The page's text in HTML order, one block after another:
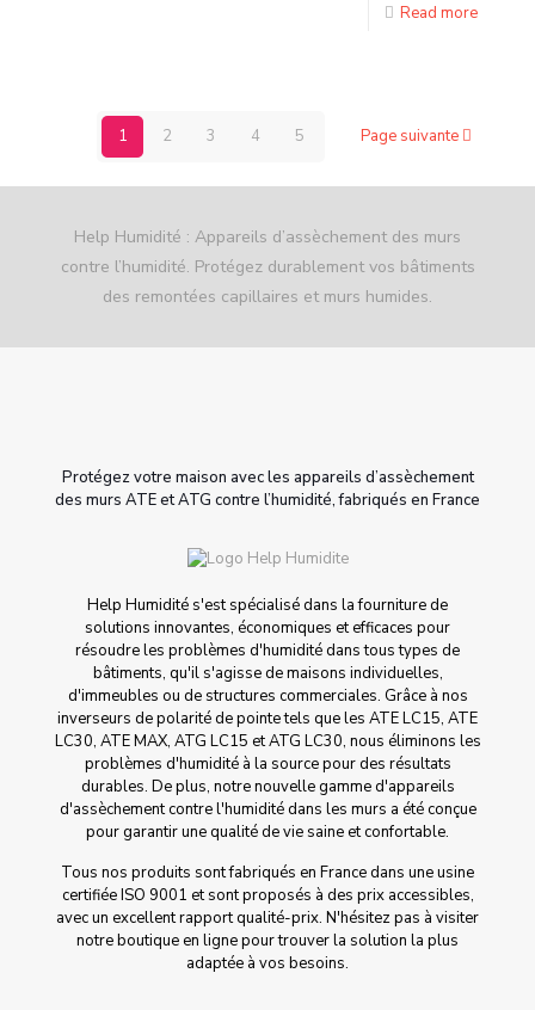
Read more
1 2 3 4 5 Page suivante
Help Humidité : Appareils d’assèchement des murs
contre l’humidité. Protégez durablement vos bâtiments
des remontées capillaires et murs humides.
Protégez votre maison avec les appareils d’assèchement
des murs ATE et ATG contre l’humidité, fabriqués en France
Help Humidité s'est spécialisé dans la fourniture de
solutions innovantes, économiques et efficaces pour
résoudre les problèmes d'humidité dans tous types de
bâtiments, qu'il s'agisse de maisons individuelles,
d'immeubles ou de structures commerciales. Grâce à nos
inverseurs de polarité de pointe tels que les ATE LC15, ATE
LC30, ATE MAX, ATG LC15 et ATG LC30, nous éliminons les
problèmes d'humidité à la source pour des résultats
durables. De plus, notre nouvelle gamme d'appareils
d'assèchement contre l'humidité dans les murs a été conçue
pour garantir une qualité de vie saine et confortable.
Tous nos produits sont fabriqués en France dans une usine
certifiée ISO 9001 et sont proposés à des prix accessibles,
avec un excellent rapport qualité-prix. N'hésitez pas à visiter
notre boutique en ligne pour trouver la solution la plus
adaptée à vos besoins.